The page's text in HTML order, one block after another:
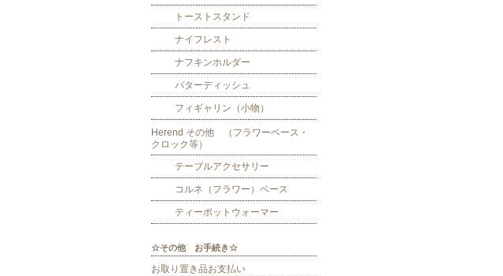
トーストスタンド
ナイフレスト
ナフキンホルダー
バターディッシュ
フィギャリン（小物）
Herend その他 （フラワーベース・
クロック等）
テーブルアクセサリー
コルネ（フラワー）ベース
ティーポットウォーマー
☆その他 お手続き☆
お取り置き品お支払い